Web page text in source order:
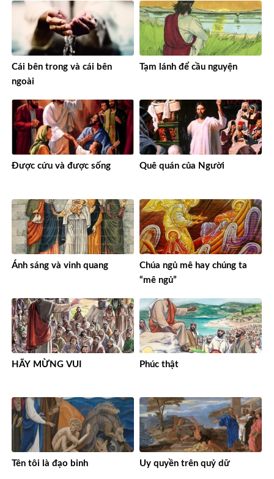
Cái bên trong và cái bên
ngoài
Tạm lánh để cầu nguyện
Được cứu và được sống Quê quán của Người
Ánh sáng và vinh quang
Chúa ngủ mê hay chúng ta
“mê ngủ”
HÃY MỪNG VUI Phúc thật
Tên tôi là đạo binh Uy quyền trên quỷ dữ